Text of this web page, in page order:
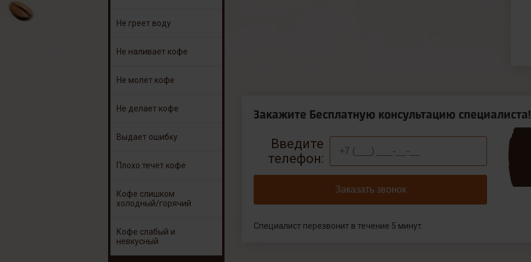
Не греет воду
Не наливает кофе
Не молет кофе
Не делает кофе
Выдает ошибку
Плохо течет кофе
Кофе слишком
холодный/горячий
Кофе слабый и
невкусный
Закажите Бесплатную консультацию специалиста!
Введите
телефон:
Заказать звонок
Специалист перезвонит в течение 5 минут.